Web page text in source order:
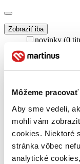
Môžeme
Aby sme vedeli,
mohli vám
cookies. Niektoré
stránka vôbec
analytické
Zobraziť iba
novinky (0
zľavnené
predpredaj
dostupná
vypredaných)
Nové / čítané
nová (0
čítaná (0